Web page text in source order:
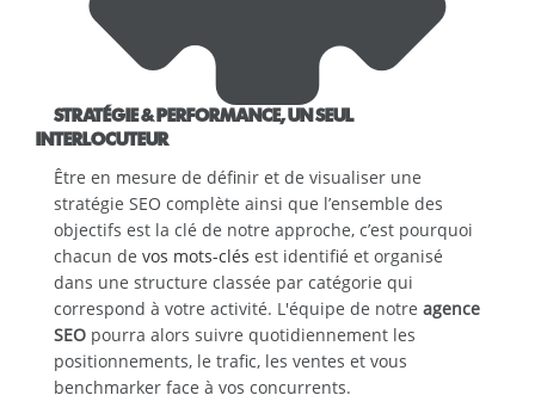
STRATÉGIE & PERFORMANCE, UN SEUL
INTERLOCUTEUR
Être en mesure de définir et de visualiser une
stratégie SEO complète ainsi que l’ensemble des
objectifs est la clé de notre approche, c’est pourquoi
chacun de vos mots-clés est identifié et organisé
dans une structure classée par catégorie qui
correspond à votre activité. L'équipe de notre agence
SEO pourra alors suivre quotidiennement les
positionnements, le trafic, les ventes et vous
benchmarker face à vos concurrents.